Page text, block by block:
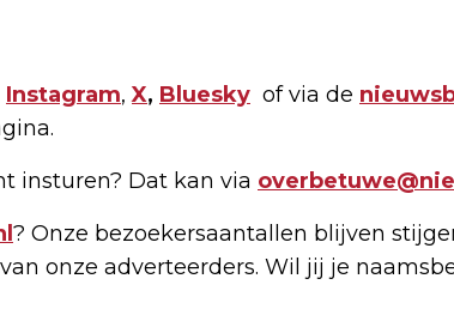
Instagram,X, Bluesky of via de
Dat kan via
? Onze bezoekersaantallen blijven
onze adverteerders. Wil jij je